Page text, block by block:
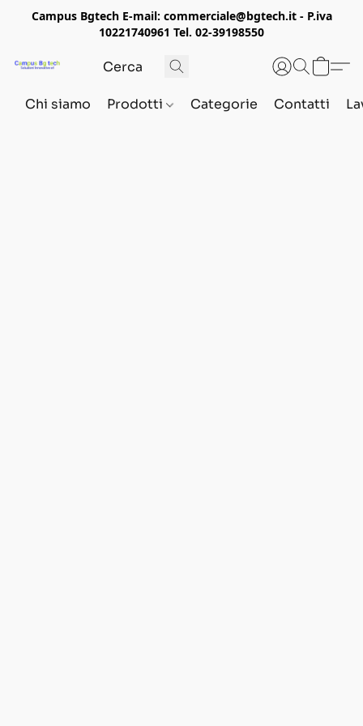
Campus Bgtech E-mail: commerciale@bgtech.it - P.iva
10221740961 Tel. 02-39198550
Chi siamo Prodotti Categorie Contatti